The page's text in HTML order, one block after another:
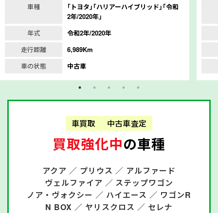
車種
｢トヨタ｣｢ハリアーハイブリッド｣｢令和
2年/2020年｣
年式
令和2年/2020年
走行距離
6,989Km
車の状態
中古車
車買取 中古車査定
買取強化中の車種
アクア ／ プリウス ／ アルファード
ヴェルファイア ／ ステップワゴン
ノア・ヴォクシー ／ ハイエース ／ ワゴンR
N BOX ／ ヤリスクロス ／ セレナ